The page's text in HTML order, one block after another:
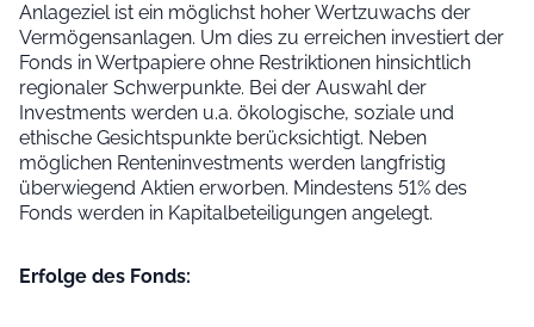
Anlageziel ist ein möglichst hoher Wertzuwachs der
Vermögensanlagen. Um dies zu erreichen investiert der
Fonds in Wertpapiere ohne Restriktionen hinsichtlich
regionaler Schwerpunkte. Bei der Auswahl der
Investments werden u.a. ökologische, soziale und
ethische Gesichtspunkte berücksichtigt. Neben
möglichen Renteninvestments werden langfristig
überwiegend Aktien erworben. Mindestens 51% des
Fonds werden in Kapitalbeteiligungen angelegt.
Erfolge des Fonds: